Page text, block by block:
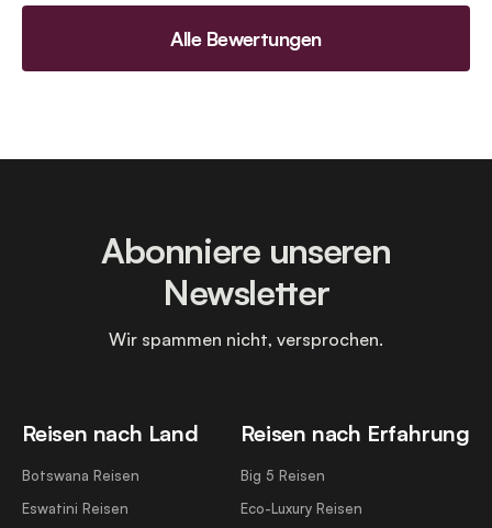
Alle Bewertungen
Reisen nach Land
Botswana Reisen
Eswatini Reisen
Reisen nach Erfahrung
Big 5 Reisen
Eco-Luxury Reisen
Abonniere unseren
Newsletter
Wir spammen nicht, versprochen.